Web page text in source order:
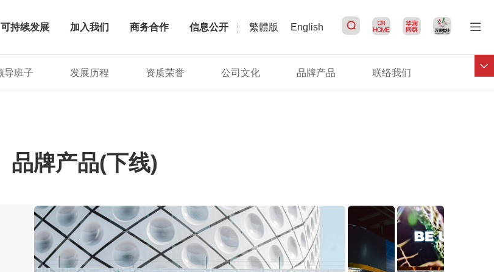
可持续发展 加入我们 商务合作 信息公开 繁體版 English
导班子 发展历程 资质荣誉 公司文化 品牌产品 联络我们
品牌产品(下线)